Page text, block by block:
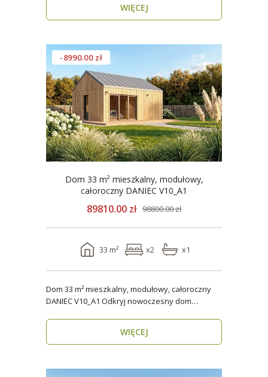
WIĘCEJ
-8990.00 zł
Dom 33 m² mieszkalny, modułowy,
całoroczny DANIEC V10_A1
89810.00 zł 98800.00 zł
33 m² x2 x1
Dom 33 m² mieszkalny, modułowy, całoroczny
DANIEC V10_A1 Odkryj nowoczesny dom
WIĘCEJ